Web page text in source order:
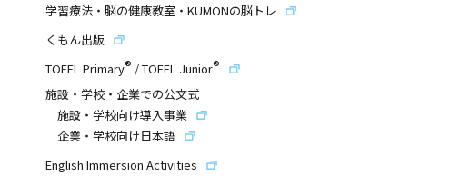
学習療法・脳の健康教室・KUMONの脳トレ
くもん出版
TOEFL Primary® /TOEFL Junior®
施設・学校・企業での公文式
施設・学校向け導入事業
企業・学校向け日本語
English Immersion Activities